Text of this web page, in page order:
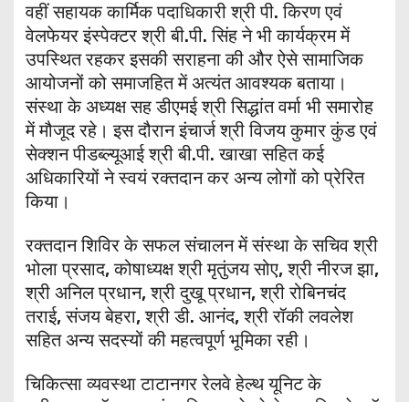
वहीं सहायक कार्मिक पदाधिकारी श्री पी. किरण एवं
वेलफेयर इंस्पेक्टर श्री बी.पी. सिंह ने भी कार्यक्रम में
उपस्थित रहकर इसकी सराहना की और ऐसे सामाजिक
आयोजनों को समाजहित में अत्यंत आवश्यक बताया।
संस्था के अध्यक्ष सह डीएमई श्री सिद्धांत वर्मा भी समारोह
में मौजूद रहे। इस दौरान इंचार्ज श्री विजय कुमार कुंड एवं
सेक्शन पीडब्ल्यूआई श्री बी.पी. खाखा सहित कई
अधिकारियों ने स्वयं रक्तदान कर अन्य लोगों को प्रेरित
किया।
रक्तदान शिविर के सफल संचालन में संस्था के सचिव श्री
भोला प्रसाद, कोषाध्यक्ष श्री मृतुंजय सोए, श्री नीरज झा,
श्री अनिल प्रधान, श्री दुखू प्रधान, श्री रोबिनचंद
तराई, संजय बेहरा, श्री डी. आनंद, श्री रॉकी लवलेश
सहित अन्य सदस्यों की महत्वपूर्ण भूमिका रही।
चिकित्सा व्यवस्था टाटानगर रेलवे हेल्थ यूनिट के